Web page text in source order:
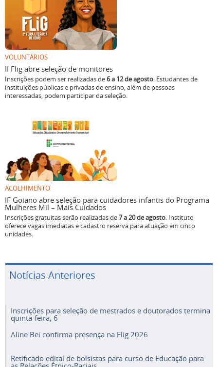
VOLUNTÁRIOS
II Flig abre seleção de monitores
Inscrições podem ser realizadas de6 a 12 de agosto. Estudantes de
instituições públicas e privadas de ensino, além de pessoas
interessadas, podem participar da seleção.
ACOLHIMENTO
IF Goiano abre seleção para cuidadores infantis do Programa
Mulheres Mil – Mais Cuidados
Inscrições gratuitas serão realizadas de7 a 20 de agosto. Instituto
oferece vagas imediatas e cadastro reserva para atuação em cinco
unidades.
Notícias Anteriores
Inscrições para seleção de mestrados e doutorados termina
quinta-feira, 6
Aline Bei confirma presença na Flig 2026
Retificado edital de bolsistas para curso de Educação para